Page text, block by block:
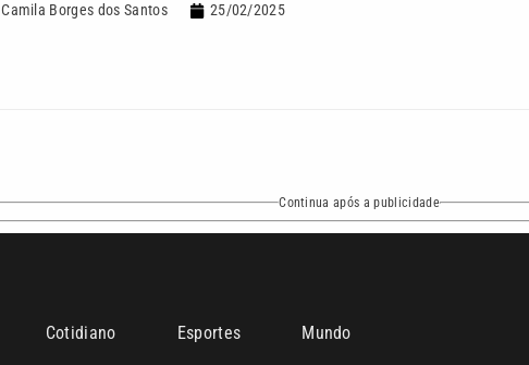
Camila Borges dos Santos 25/02/2025
Continua após a publicidade
Cotidiano Esportes Mundo